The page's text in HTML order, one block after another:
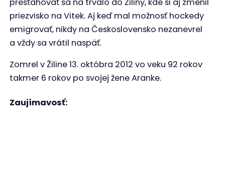
priezvisko na Vitek. Aj keď mal možnosť hockedy
emigrovať, nikdy na Československo nezanevrel
a vždy sa vrátil naspäť.
Zomrel v Žiline 13. októbra 2012 vo veku 92 rokov
takmer 6 rokov po svojej žene Aranke.
Zaujímavosť: